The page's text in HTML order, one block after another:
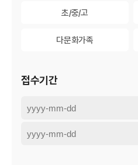
초/중/고
다문화가족다문화가족
접수기간